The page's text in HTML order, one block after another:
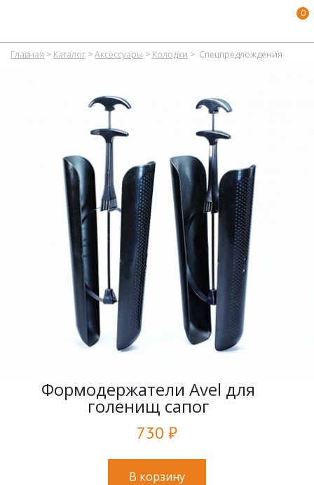
0
Главная > Каталог >Аксессуары > Колодки > Спецпредлождения
Формодержатели Avel для
голенищ сапог
730 ₽
В корзину